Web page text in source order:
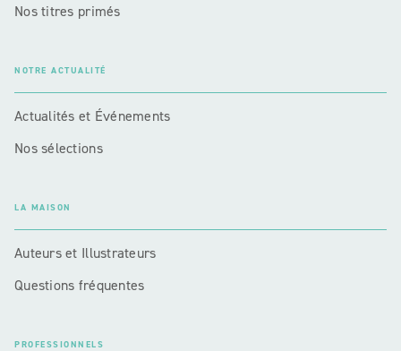
Nos titres primés
NOTRE ACTUALITÉ
Actualités et Événements
Nos sélections
LA MAISON
Auteurs et Illustrateurs
Questions fréquentes
PROFESSIONNELS